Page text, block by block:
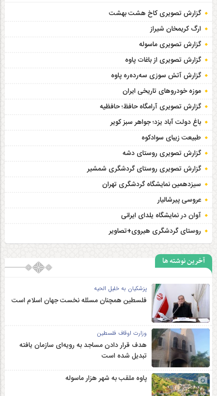
گزارش تصویری کاخ هشت‌ بهشت
ارگ کریمخان شیراز
گزارش تصویری ماسوله
گزارش تصویری از باغات پاوه
گزارش آتش سوزی سەردەرە پاوه
موزه خودروهای تاریخی ایران
گزارش تصویری آرامگاه حافظ؛ حافظیه‎
باغ دولت آباد یزد؛ جواهر سبز کویر
طبیعت زیبای سوادکوه
گزارش تصویری روستای دشه
گزارش تصویری روستای گردشگری شمشیر
سیزدهمین نمایشگاه گردشگری تهران
عروسی پیرشالیار
آوان در نمایشگاه یلدای ایرانی
روستای گردشگری هیروی+تصاویر
آخرین نوشته ها
پزشکیان به خلیل الحیه
فلسطین همچنان مسئله نخست جهان اسلام است
وزارت اوقاف فلسطین
هدف قرار دادن مساجد به رویه‌ای سازمان‌ یافته
تبدیل شده است
پاوه ملقب به شهر هزار ماسوله